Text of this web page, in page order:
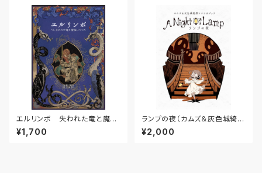
エルリンボ 失われた竜と魔法
について（ソロジャーナリングR
PG）
¥1,700
ランプの夜（カムズ＆灰色城綺譚
シナリオブック）
¥2,000